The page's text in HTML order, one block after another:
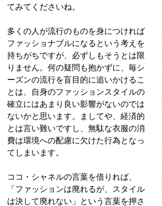
てみてくださいね。
多くの人が流行のものを身につければ
ファッショナブルになるという考えを
持ちがちですが、必ずしもそうとは限
りません。何の疑問も抱かずに、毎シ
ーズンの流行を盲目的に追いかけるこ
とは、自身のファッションスタイルの
確立にはあまり良い影響がないのでは
ないかと思います。ましてや、経済的
とは言い難いですし、無駄な衣服の消
費は環境への配慮に欠けた行為となっ
てしまいます。
ココ・シャネルの言葉を借りれば、
「ファッションは廃れるが、スタイル
は決して廃れない」という言葉を押さ